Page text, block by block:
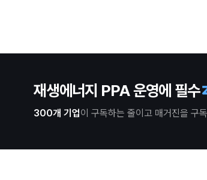
재생에너지 PPA 운영에 필수
300개 기업이 구독하는 줄이고 매거진을 구